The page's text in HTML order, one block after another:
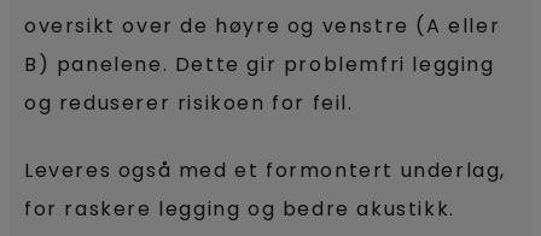
oversikt over de høyre og venstre (A eller
B) panelene. Dette gir problemfri legging
og reduserer risikoen for feil.
Leveres også med et formontert underlag,
for raskere legging og bedre akustikk.